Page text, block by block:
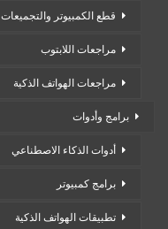
قطع الكمبيوتر والتجميعات
مراجعات اللابتوب
مراجعات الهواتف الذكية
برامج وأدوات
أدوات الذكاء الاصطناعي
برامج كمبيوتر
تطبيقات الهواتف الذكية